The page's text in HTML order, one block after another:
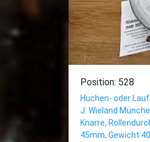
Position: 528
Huchen- oder
J. Wieland
Knarre,
45mm, Gewicht